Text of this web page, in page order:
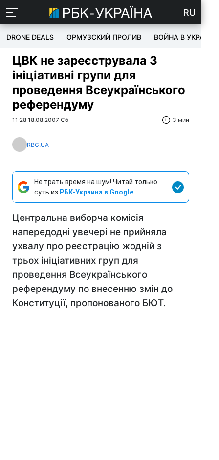
RU
DRONE DEALS ОРМУЗСКИЙ ПРОЛИВ ВОЙНА В УКРАИНЕ
ЦВК не зареєструвала 3
ініціативні групи для
проведення Всеукраїнського
референдуму
11:28 18.08.2007 Сб 3 мин
RBC.UA
Не трать время на шум! Читай только
суть из РБК-Украина в Google
Центральна виборча комісія
напередодні увечері не прийняла
ухвалу про реєстрацію жодній з
трьох ініціативних груп для
проведення Всеукраїнського
референдуму по внесенню змін до
Конституції, пропонованого БЮТ.